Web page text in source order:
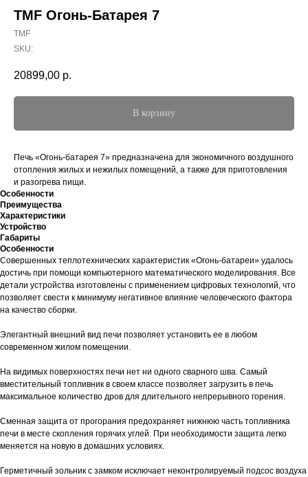
TMF Огонь-Батарея 7
TMF
SKU:
20899,00 р.
В корзину
Печь «Огонь-батарея 7» предназначена для экономичного воздушного
отопления жилых и нежилых помещений, а также для приготовления
и разогрева пищи.
Особенности
Преимущества
Характеристики
Устройство
Габариты
Особенности
Совершенных теплотехнических характеристик «Огонь-батареи» удалось
достичь при помощи компьютерного математического моделирования. Все
детали устройства изготовлены с применением цифровых технологий, что
позволяет свести к минимуму негативное влияние человеческого фактора
на качество сборки.
Элегантный внешний вид печи позволяет установить ее в любом
современном жилом помещении.
На видимых поверхностях печи нет ни одного сварного шва. Самый
вместительный топливник в своем классе позволяет загрузить в печь
максимальное количество дров для длительного непрерывного горения.
Сменная защита от прогорания предохраняет нижнюю часть топливника
печи в месте скопления горячих углей. При необходимости защита легко
меняется на новую в домашних условиях.
Герметичный зольник с замком исключает неконтролируемый подсос воздуха